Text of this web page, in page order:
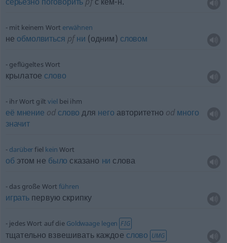
mit keinem Wort erwähnen
не обмолвиться pfни (одним) словом
geflügeltes Wort
крылатое слово
ihr Wort giltviel bei ihm
её мнение od слово для него авторитетно od много
значит
darüberfiel kein Wort
обэтом не было сказано ни слова
das große Wortführen
играть первую скрипку
jedes Wort auf die Goldwaage legen FIG
тщательно взвешивать каждое слово UMG